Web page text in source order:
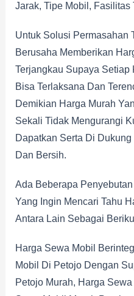
Jarak, Tipe Mobil,
Untuk Solusi Permasahan
Berusaha Memberikan
Terjangkau Supaya
Bisa Terlaksana Dan
Demikian Harga Murah
Sekali Tidak Mengurangi
Dapatkan Serta Di
Dan Bersih.
Ada Beberapa
Yang Ingin Mencari Tahu
Antara Lain Sebagai
Harga Sewa Mobil
Mobil Di Petojo Dengan
Petojo Murah, Harga